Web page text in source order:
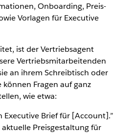
Onboarding, Preis-
Vorlagen für Executive
ist der Vertriebsagent
Vertriebsmitarbeitenden
an ihrem Schreibtisch oder
können Fragen auf ganz
wie etwa:
Executive Brief für [Account].”
aktuelle Preisgestaltung für